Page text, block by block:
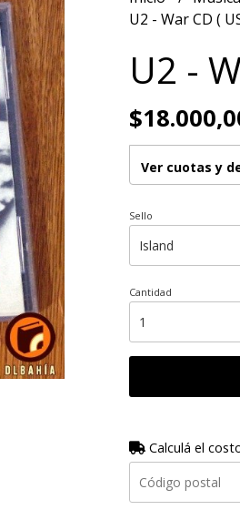
U2 - War CD (
U2 -
Ver cuotas y
Sello
Cantidad
Calculá el